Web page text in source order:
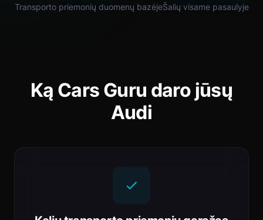
Transporto priemonių duomenų bazėjeŠalių visame pasaulyje
Ką Cars Guru daro jūsų
Audi